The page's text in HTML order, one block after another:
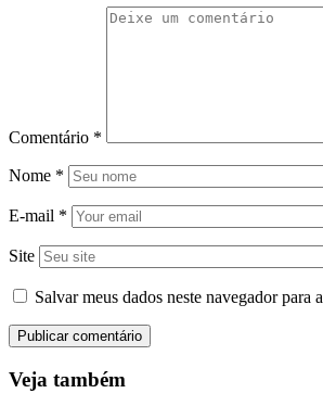
Comentário *
Nome *
E-mail *
Site
Salvar meus dados neste navegador para
Veja também